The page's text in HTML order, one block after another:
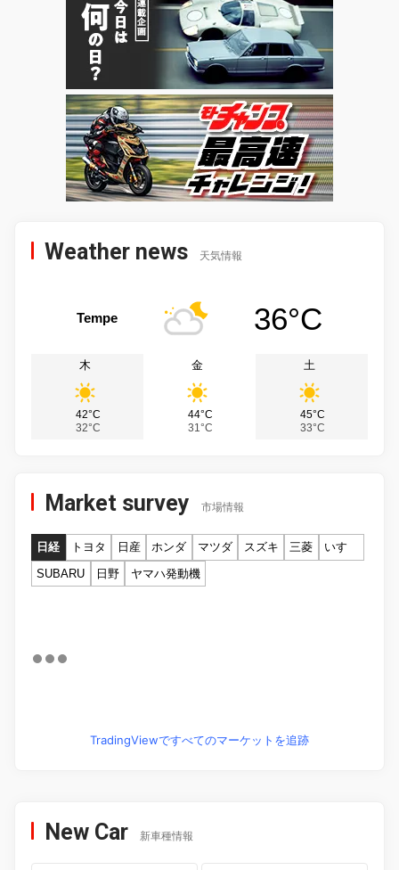
Weather news 天気情報
Tempe 36°C
木
42°C
32°C
金
44°C
31°C
土
45°C
33°C
Market survey 市場情報
日経 トヨタ 日産 ホンダ マツダ スズキ 三菱
いすゞ
SUBARU
日野 ヤマハ発動機
TradingViewですべてのマーケットを追跡
New Car 新車種情報